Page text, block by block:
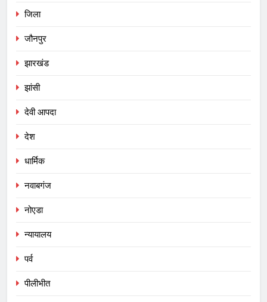
जिला
जौनपुर
झारखंड
झांसी
देवी आपदा
देश
धार्मिक
नवाबगंज
नोएडा
न्यायालय
पर्व
पीलीभीत